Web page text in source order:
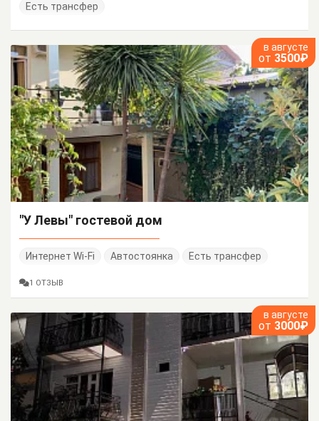
Есть трансфер
в августе
от 3500₽
"У Левы" гостевой дом
Интернет Wi-Fi Автостоянка Есть трансфер
1 ОТЗЫВ
в августе
от 3000₽